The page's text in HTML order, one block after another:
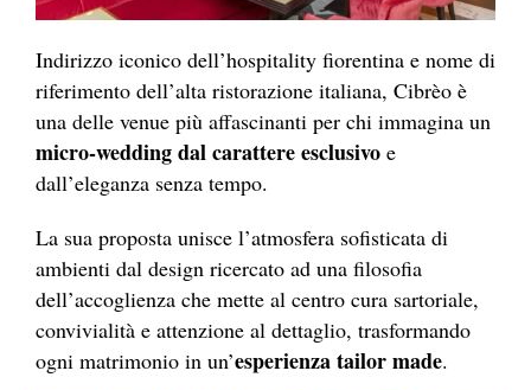
Indirizzo iconico dell’hospitality fiorentina e nome di
riferimento dell’alta ristorazione italiana, Cibrèo è
una delle venue più affascinanti per chi immagina un
micro-wedding dal carattere esclusivo e
dall’eleganza senza tempo.
La sua proposta unisce l’atmosfera sofisticata di
ambienti dal design ricercato ad una filosofia
dell’accoglienza che mette al centro cura sartoriale,
convivialità e attenzione al dettaglio, trasformando
ogni matrimonio in un’esperienza tailor made.